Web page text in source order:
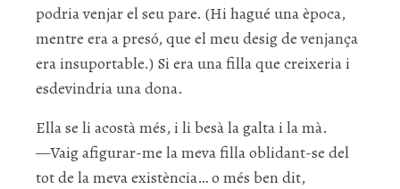
podria venjar el seu pare. (Hi hagué una època,
mentre era a presó, que el meu desig de venjança
era insuportable.) Si era una filla que creixeria i
esdevindria una dona.
Ella se li acostà més, i li besà la galta i la mà.
—Vaig afigurar-me la meva filla oblidant-se del
tot de la meva existència… o més ben dit,